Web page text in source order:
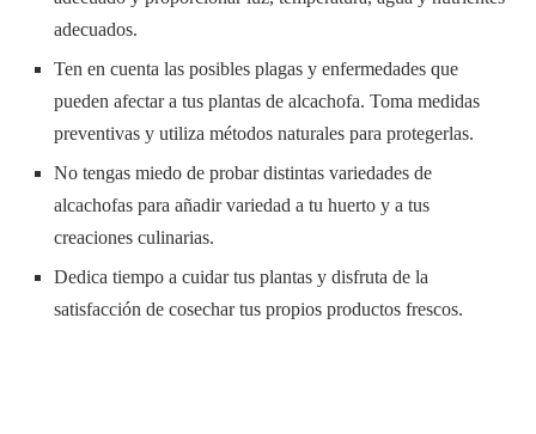
adecuados.
Ten en cuenta las posibles plagas y enfermedades que
pueden afectar a tus plantas de alcachofa. Toma medidas
preventivas y utiliza métodos naturales para protegerlas.
No tengas miedo de probar distintas variedades de
alcachofas para añadir variedad a tu huerto y a tus
creaciones culinarias.
Dedica tiempo a cuidar tus plantas y disfruta de la
satisfacción de cosechar tus propios productos frescos.